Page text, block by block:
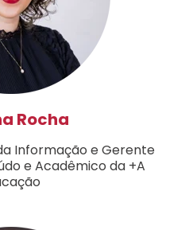
Rocha
Informação e Gerente
e Acadêmico da +A